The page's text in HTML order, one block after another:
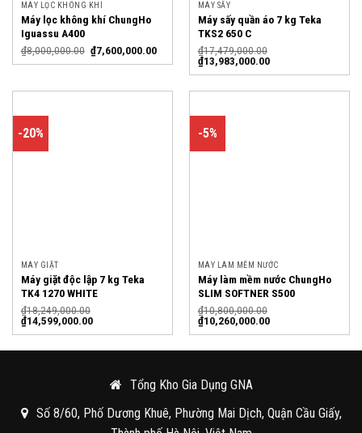
MÁY LỌC KHÔNG KHÍ
Máy lọc không khí ChungHo
Iguassu A400
₫8,000,000.00 ₫7,600,000.00
MÁY SẤY
Máy sấy quần áo 7 kg Teka
TKS2 650 C
₫17,479,000.00
₫13,983,000.00
-20%
MÁY GIẶT
Máy giặt độc lập 7 kg Teka
TK4 1270 WHITE
₫18,249,000.00
₫14,599,000.00
-5%
MÁY LÀM MỀM NƯỚC
Máy làm mềm nước ChungHo
SLIM SOFTNER S500
₫10,800,000.00
₫10,260,000.00
Tổng Kho Gia Dụng GNA
Số 8/60, Phố Dương Khuê, Phường Mai Dịch, Quận Cầu Giấy,